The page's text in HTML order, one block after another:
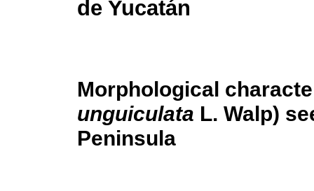
de Yucatán
Morphological
unguiculata L. Walp)
Peninsula